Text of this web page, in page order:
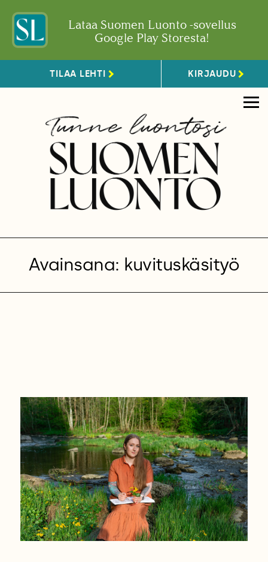
Lataa Suomen Luonto -sovellus
Google Play Storesta!
TILAA LEHTI KIRJAUDU
Avainsana: kuvituskäsityö